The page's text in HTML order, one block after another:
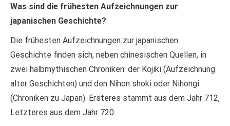
Was sind die frühesten Aufzeichnungen zur
japanischen Geschichte?
Die frühesten Aufzeichnungen zur japanischen
Geschichte finden sich, neben chinesischen Quellen, in
zwei halbmythischen Chroniken: der Kojiki (Aufzeichnung
alter Geschichten) und den Nihon shoki oder Nihongi
(Chroniken zu Japan). Ersteres stammt aus dem Jahr 712,
Letzteres aus dem Jahr 720.